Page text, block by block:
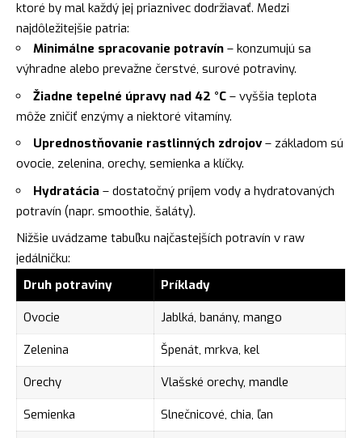
ktoré by mal každý jej priaznivec dodržiavať. Medzi
najdôležitejšie patria:
Minimálne spracovanie potravín – konzumujú sa
výhradne alebo prevažne čerstvé, surové potraviny.
Žiadne tepelné úpravy nad 42 °C – vyššia teplota
môže zničiť enzýmy a niektoré vitamíny.
Uprednostňovanie rastlinných zdrojov– základom sú
ovocie, zelenina, orechy, semienka a klíčky.
Hydratácia – dostatočný príjem vody a hydratovaných
potravín (napr. smoothie, šaláty).
Nižšie uvádzame tabuľku najčastejších potravín v raw
jedálničku:
Druh potraviny
Príklady
Ovocie
Jablká, banány, mango
Zelenina
Špenát, mrkva, kel
Orechy
Vlašské orechy, mandle
Semienka
Slnečnicové, chia, ľan